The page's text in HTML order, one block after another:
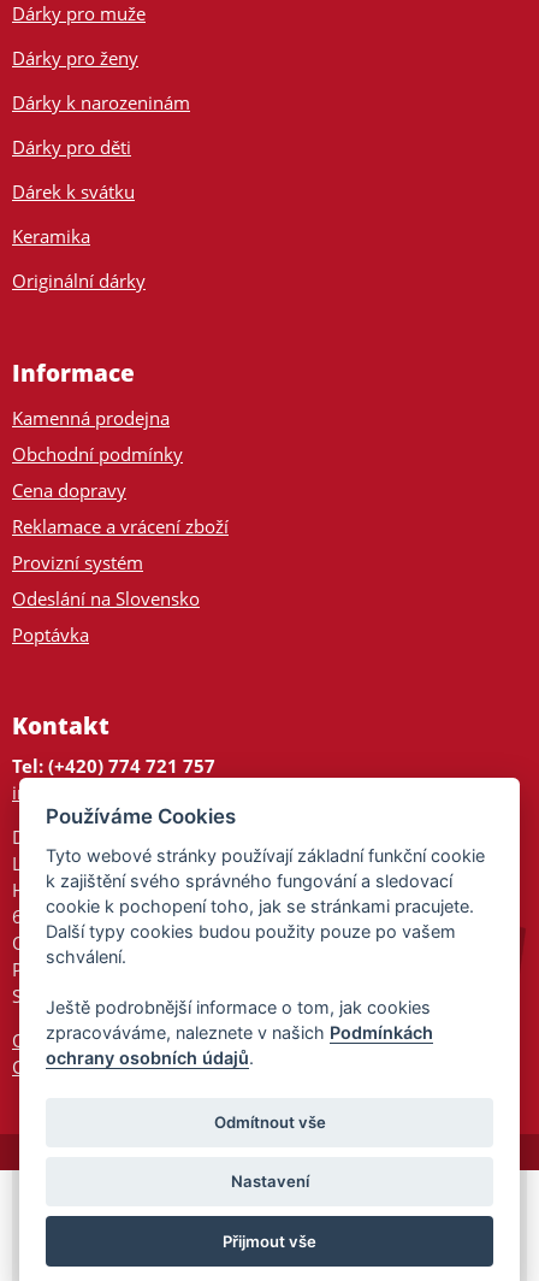
Dárky pro muže
Dárky pro ženy
Dárky k narozeninám
Dárky pro děti
Dárek k svátku
Keramika
Originální dárky
Informace
Kamenná prodejna
Obchodní podmínky
Cena dopravy
Reklamace a vrácení zboží
Provizní systém
Odeslání na Slovensko
Poptávka
Kontakt
Tel: (+420) 774 721 757
info@tajnedarky.cz
Dárkové centrum
Legionářů 2
Hodonín
695 01
Otevřeno:
Po-Pá 9-17
So 9-11:30
Ochrana osobních údajů
Cookies
© 2026 Tajnedarky.cz -Partnerský
program
Partner ID:
Používáme Cookies
Tyto webové stránky používají základní funkční cookie
k zajištění svého správného fungování a sledovací
cookie k pochopení toho, jak se stránkami pracujete.
Další typy cookies budou použity pouze po vašem
schválení.
Ještě podrobnější informace o tom, jak cookies
zpracováváme, naleznete v našich Podmínkách
ochrany osobních údajů.
Odmítnout vše
Nastavení
Přijmout vše